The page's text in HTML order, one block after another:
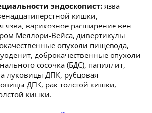
эндоскопист: язва
кишки,
язва, варикозное расширение вен
Меллори-Вейса, дивертикулы
опухоли пищевода,
доброкачественные опухоли
сосочка (БДС), папиллит,
луковицы ДПК, рубцовая
ДПК, рак толстой кишки,
кишки.